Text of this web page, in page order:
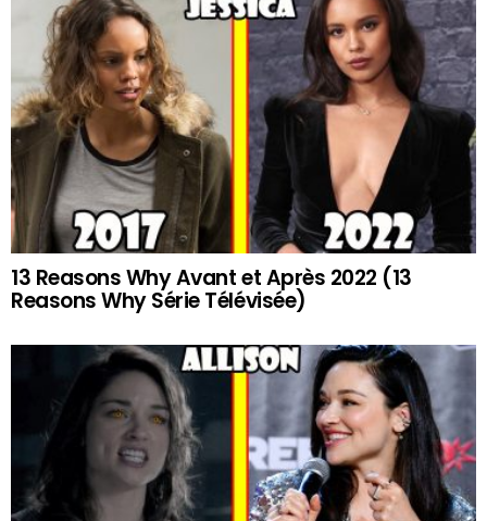
13 Reasons Why Avant et Après 2022 (13
Reasons Why Série Télévisée)